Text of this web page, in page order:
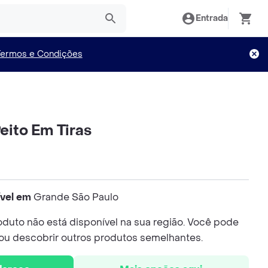
Entrada
e Condições
Em Tiras
emGrande São Paulo
não está disponível na sua região. Você pode
descobrir outros produtos semelhantes.